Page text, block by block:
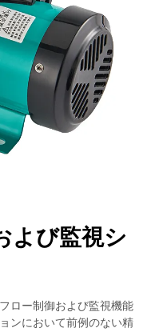
よび監視シ
ロー制御および監視機能
ンにおいて前例のない精